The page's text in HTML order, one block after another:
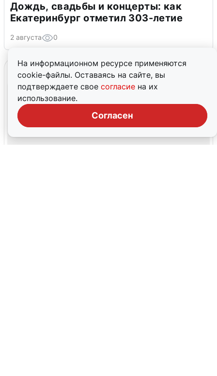
На информационном ресурсе применяются
cookie-файлы. Оставаясь на сайте, вы
подтверждаете свое согласие на их
использование.
Согласен
Дождь, свадьбы и концерты: как
Екатеринбург отметил 303-летие
2 августа 0